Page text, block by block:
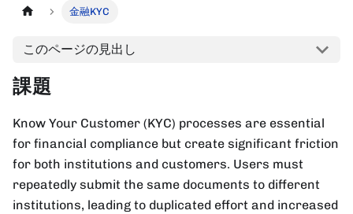
金融KYC
このページの見出し
課題
Know Your Customer (KYC) processes are essential
for financial compliance but create significant friction
for both institutions and customers. Users must
repeatedly submit the same documents to different
institutions, leading to duplicated effort and increased